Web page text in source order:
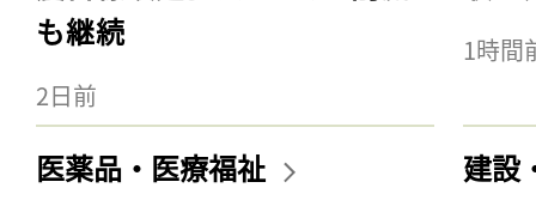
も継続
2日前
1時間
医薬品・医療福祉 建設